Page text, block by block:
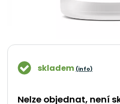
skladem (info)
Nelze objednat, není